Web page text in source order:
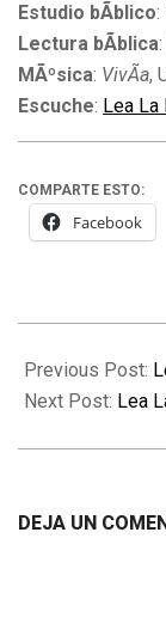
Estudio bÃ­blico:
Lectura bÃ­blica
MÃºsica: VivÃ­a,
Escuche: Lea La
COMPARTE ESTO:
Facebook
04-
20
Previous Post:
Next Post: Lea
DEJA UN